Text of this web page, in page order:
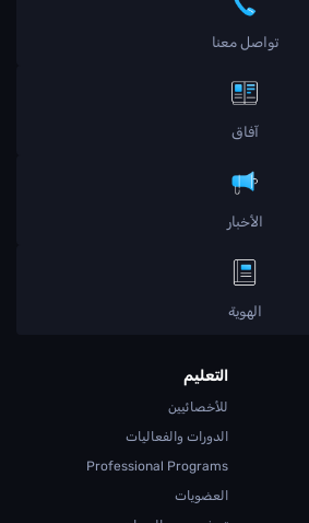
تواصل معنا
آفاق
الأخبار
الهوية
التعليم
للأخصائيين
الدورات والفعاليات
Professional Programs
العضويات